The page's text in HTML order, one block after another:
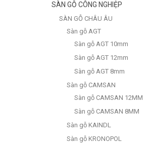
SÀN GỖ CÔNG NGHIỆP
SÀN GỖ CHÂU ÂU
Sàn gỗ AGT
Sàn gỗ AGT 10mm
Sàn gỗ AGT 12mm
Sàn gỗ AGT 8mm
Sàn gỗ CAMSAN
Sàn gỗ CAMSAN 12MM
Sàn gỗ CAMSAN 8MM
Sàn gỗ KAINDL
Sàn gỗ KRONOPOL